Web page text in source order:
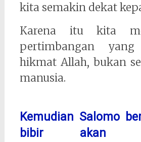
kita semakin dekat
Karena itu kita
pertimbangan
hikmat Allah, bukan
manusia.
Kemudian Salomo
bibir akan